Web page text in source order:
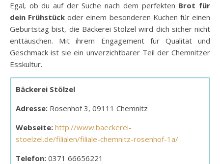
Egal, ob du auf der Suche nach dem perfekten Brot für
dein Frühstück oder einem besonderen Kuchen für einen
Geburtstag bist, die Bäckerei Stölzel wird dich sicher nicht
enttäuschen. Mit ihrem Engagement für Qualität und
Geschmack ist sie ein unverzichtbarer Teil der Chemnitzer
Esskultur.
Bäckerei Stölzel
Adresse: Rosenhof 3, 09111 Chemnitz
Webseite: http://www.baeckerei-
stoelzel.de/filialen/filiale-chemnitz-rosenhof-1a/
Telefon: 0371 66656221